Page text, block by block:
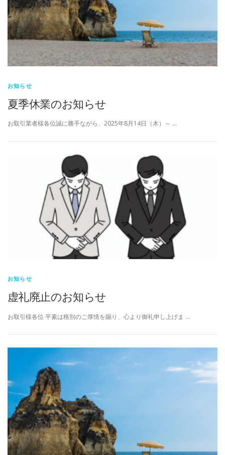
お知らせ
夏季休業のお知らせ
お取引業者様各位誠に勝手ながら、2025年8月14日（木）～ …
お知らせ
虚礼廃止のお知らせ
お取引様各位 平素は格別のご厚情を賜り、心より御礼申し上げま …